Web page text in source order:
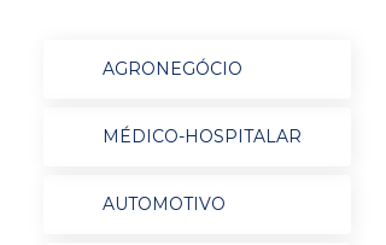
AGRONEGÓCIO
MÉDICO-HOSPITALAR
AUTOMOTIVO